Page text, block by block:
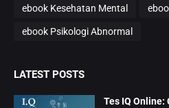
ebook Kesehatan Mental
ebook Psikologi Abnormal
LATEST POSTS
Tes IQ Online: